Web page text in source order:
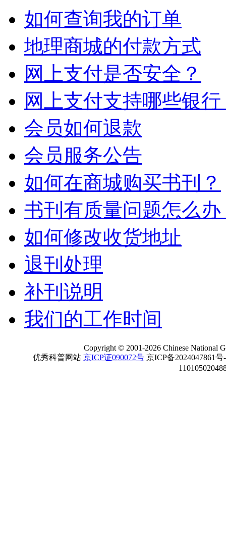
如何查询我的订单
地理商城的付款方式
网上支付是否安全？
网上支付支持哪些银行
会员如何退款
会员服务公告
如何在商城购买书刊？
书刊有质量问题怎么办
如何修改收货地址
退刊处理
补刊说明
我们的工作时间
Copyright ©2001-2026 Chinese National
优秀科普网站 京ICP证090072号京ICP备2024047861